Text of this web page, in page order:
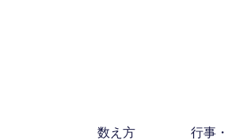
数え方 行事